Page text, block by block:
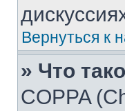
Вернуться к
» Что
COPPA